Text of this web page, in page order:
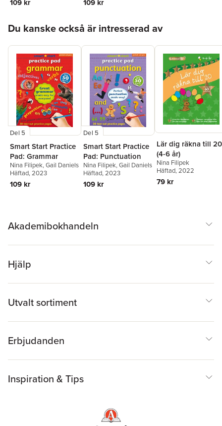
109 kr 109 kr
Du kanske också är intresserad av
Del 5
Smart Start Practice
Pad: Grammar
Nina Filipek,Gail Daniels
Häftad, 2023
109 kr
Del 5
Smart Start Practice
Pad: Punctuation
Nina Filipek,Gail Daniels
Häftad, 2023
109 kr
Lär dig räkna till 20
(4-6 år)
Nina Filipek
Häftad, 2022
79 kr
Akademibokhandeln
Hjälp
Utvalt sortiment
Erbjudanden
Inspiration & Tips